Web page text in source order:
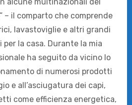
alcune multinazionali del
– il comparto che comprende
lavastoviglie e altri grandi
la casa. Durante la mia
ha seguito da vicino lo
di numerosi prodotti
e all’asciugatura dei capi,
come efficienza energetica,